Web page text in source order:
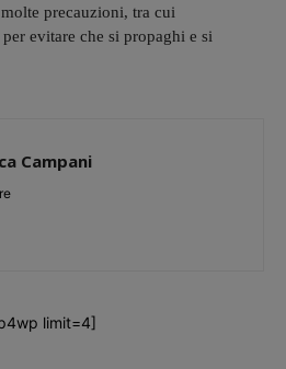
precauzioni, tra cui
evitare che si propaghi e si
Campani
limit=4]